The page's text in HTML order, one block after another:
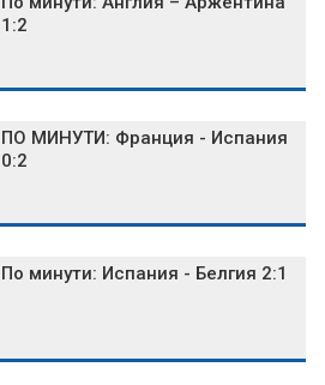
1:2
ПО МИНУТИ: Франция - Испания
0:2
По минути: Испания - Белгия 2:1